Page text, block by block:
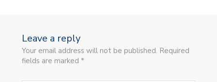
Leave a reply
Your email address will not be published. Required
fields are marked *